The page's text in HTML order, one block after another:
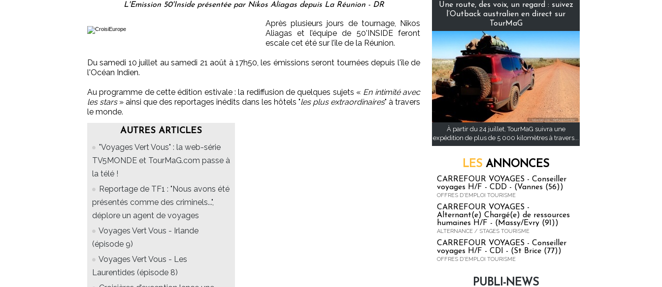
L'Emission 50'Inside présentée par Nikos Aliagas depuis La Réunion - DR
Après plusieurs jours de tournage, Nikos
Aliagas et l’équipe de 50’INSIDE feront
escale cet été sur l’île de la Réunion.
Du samedi 10 juillet au samedi 21 août à 17h50, les émissions seront tournées depuis l'île de
l'Océan Indien.
Au programme de cette édition estivale : la rediffusion de quelques sujets « En intimité avec
les stars » ainsi que des reportages inédits dans les hôtels "les plus extraordinaires" à travers
le monde.
AUTRES ARTICLES
"Voyages Vert Vous" : la web-série
TV5MONDE et TourMaG.com passe à
la télé !
Reportage de TF1 : "Nous avons été
présentés comme des criminels...",
déplore un agent de voyages
Voyages Vert Vous - Irlande
(épisode 9)
Voyages Vert Vous - Les
Laurentides (épisode 8)
Une route, des voix, un regard : suivez
l’Outback australien en direct sur
TourMaG
À partir du 24 juillet, TourMaG suivra une
expédition de plus de 5 000 kilomètres à travers...
LES ANNONCES
CARREFOUR VOYAGES - Conseiller
voyages H/F - CDD - (Vannes (56))
OFFRES D'EMPLOI TOURISME
CARREFOUR VOYAGES -
Alternant(e) Chargé(e) de ressources
humaines H/F - (Massy/Evry (91))
ALTERNANCE / STAGES TOURISME
CARREFOUR VOYAGES - Conseiller
voyages H/F - CDI - (St Brice (77))
OFFRES D'EMPLOI TOURISME
PUBLI-NEWS